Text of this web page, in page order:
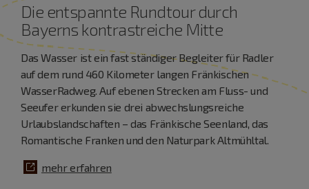
Die entspannte Rundtour durch
Bayerns kontrastreiche Mitte
Das Wasser ist ein fast ständiger Begleiter für Radler
auf dem rund 460 Kilometer langen Fränkischen
WasserRadweg. Auf ebenen Strecken am Fluss- und
Seeufer erkunden sie drei abwechslungsreiche
Urlaubslandschaften – das Fränkische Seenland, das
Romantische Franken und den Naturpark Altmühltal.
mehr erfahren